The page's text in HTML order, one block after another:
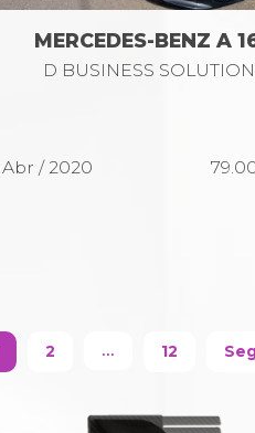
MERCEDES-BENZ A
D BUSINESS
Abr / 2020
2 ... 12